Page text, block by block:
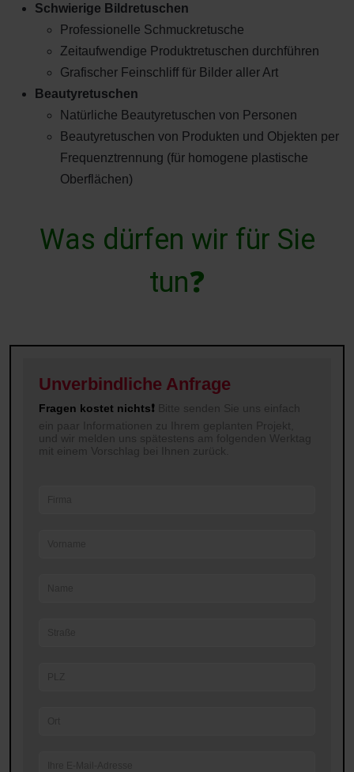
Schwierige Bildretuschen
Professionelle Schmuckretusche
Zeitaufwendige Produktretuschen durchführen
Grafischer Feinschliff für Bilder aller Art
Beautyretuschen
Natürliche Beautyretuschen von Personen
Beautyretuschen von Produkten und Objekten per
Frequenztrennung (für homogene plastische
Oberflächen)
Was dürfen wir für Sie
tun❓
Unverbindliche Anfrage
Fragen kostet nichts❗ Bitte senden Sie uns einfach
ein paar Informationen zu Ihrem geplanten Projekt,
und wir melden uns spätestens am folgenden Werktag
mit einem Vorschlag bei Ihnen zurück.